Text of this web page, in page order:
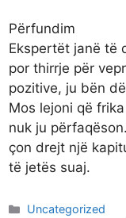
Përfundim
Ekspertët janë të
por thirrje për
pozitive, ju bën
Mos lejoni që
nuk ju
çon drejt një
të jetës suaj.
Categories
Uncategorized